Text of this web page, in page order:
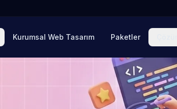
Kurumsal Web Tasarım Paketler